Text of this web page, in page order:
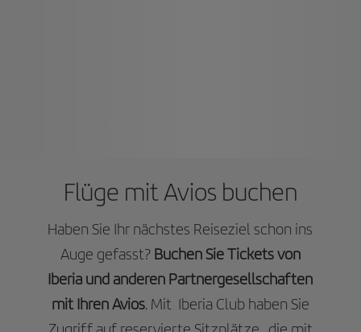
Flüge mit Avios buchen
Haben Sie Ihr nächstes Reiseziel schon ins
Auge gefasst? Buchen Sie Tickets von
Iberia und anderen Partnergesellschaften
mit Ihren Avios. Mit Iberia Club haben Sie